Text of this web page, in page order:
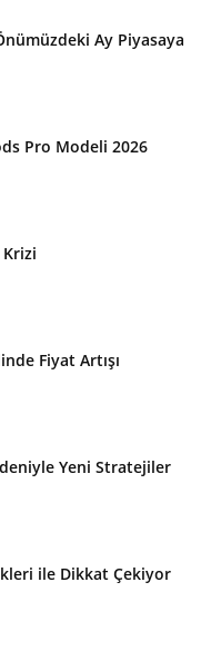
Ay Piyasaya
Pro Modeli 2026
Krizi
Fiyat Artışı
Yeni Stratejiler
ile Dikkat Çekiyor